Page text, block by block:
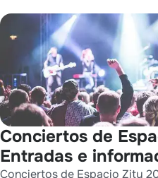
Conciertos de
Entradas e
Conciertos de Espacio Zity